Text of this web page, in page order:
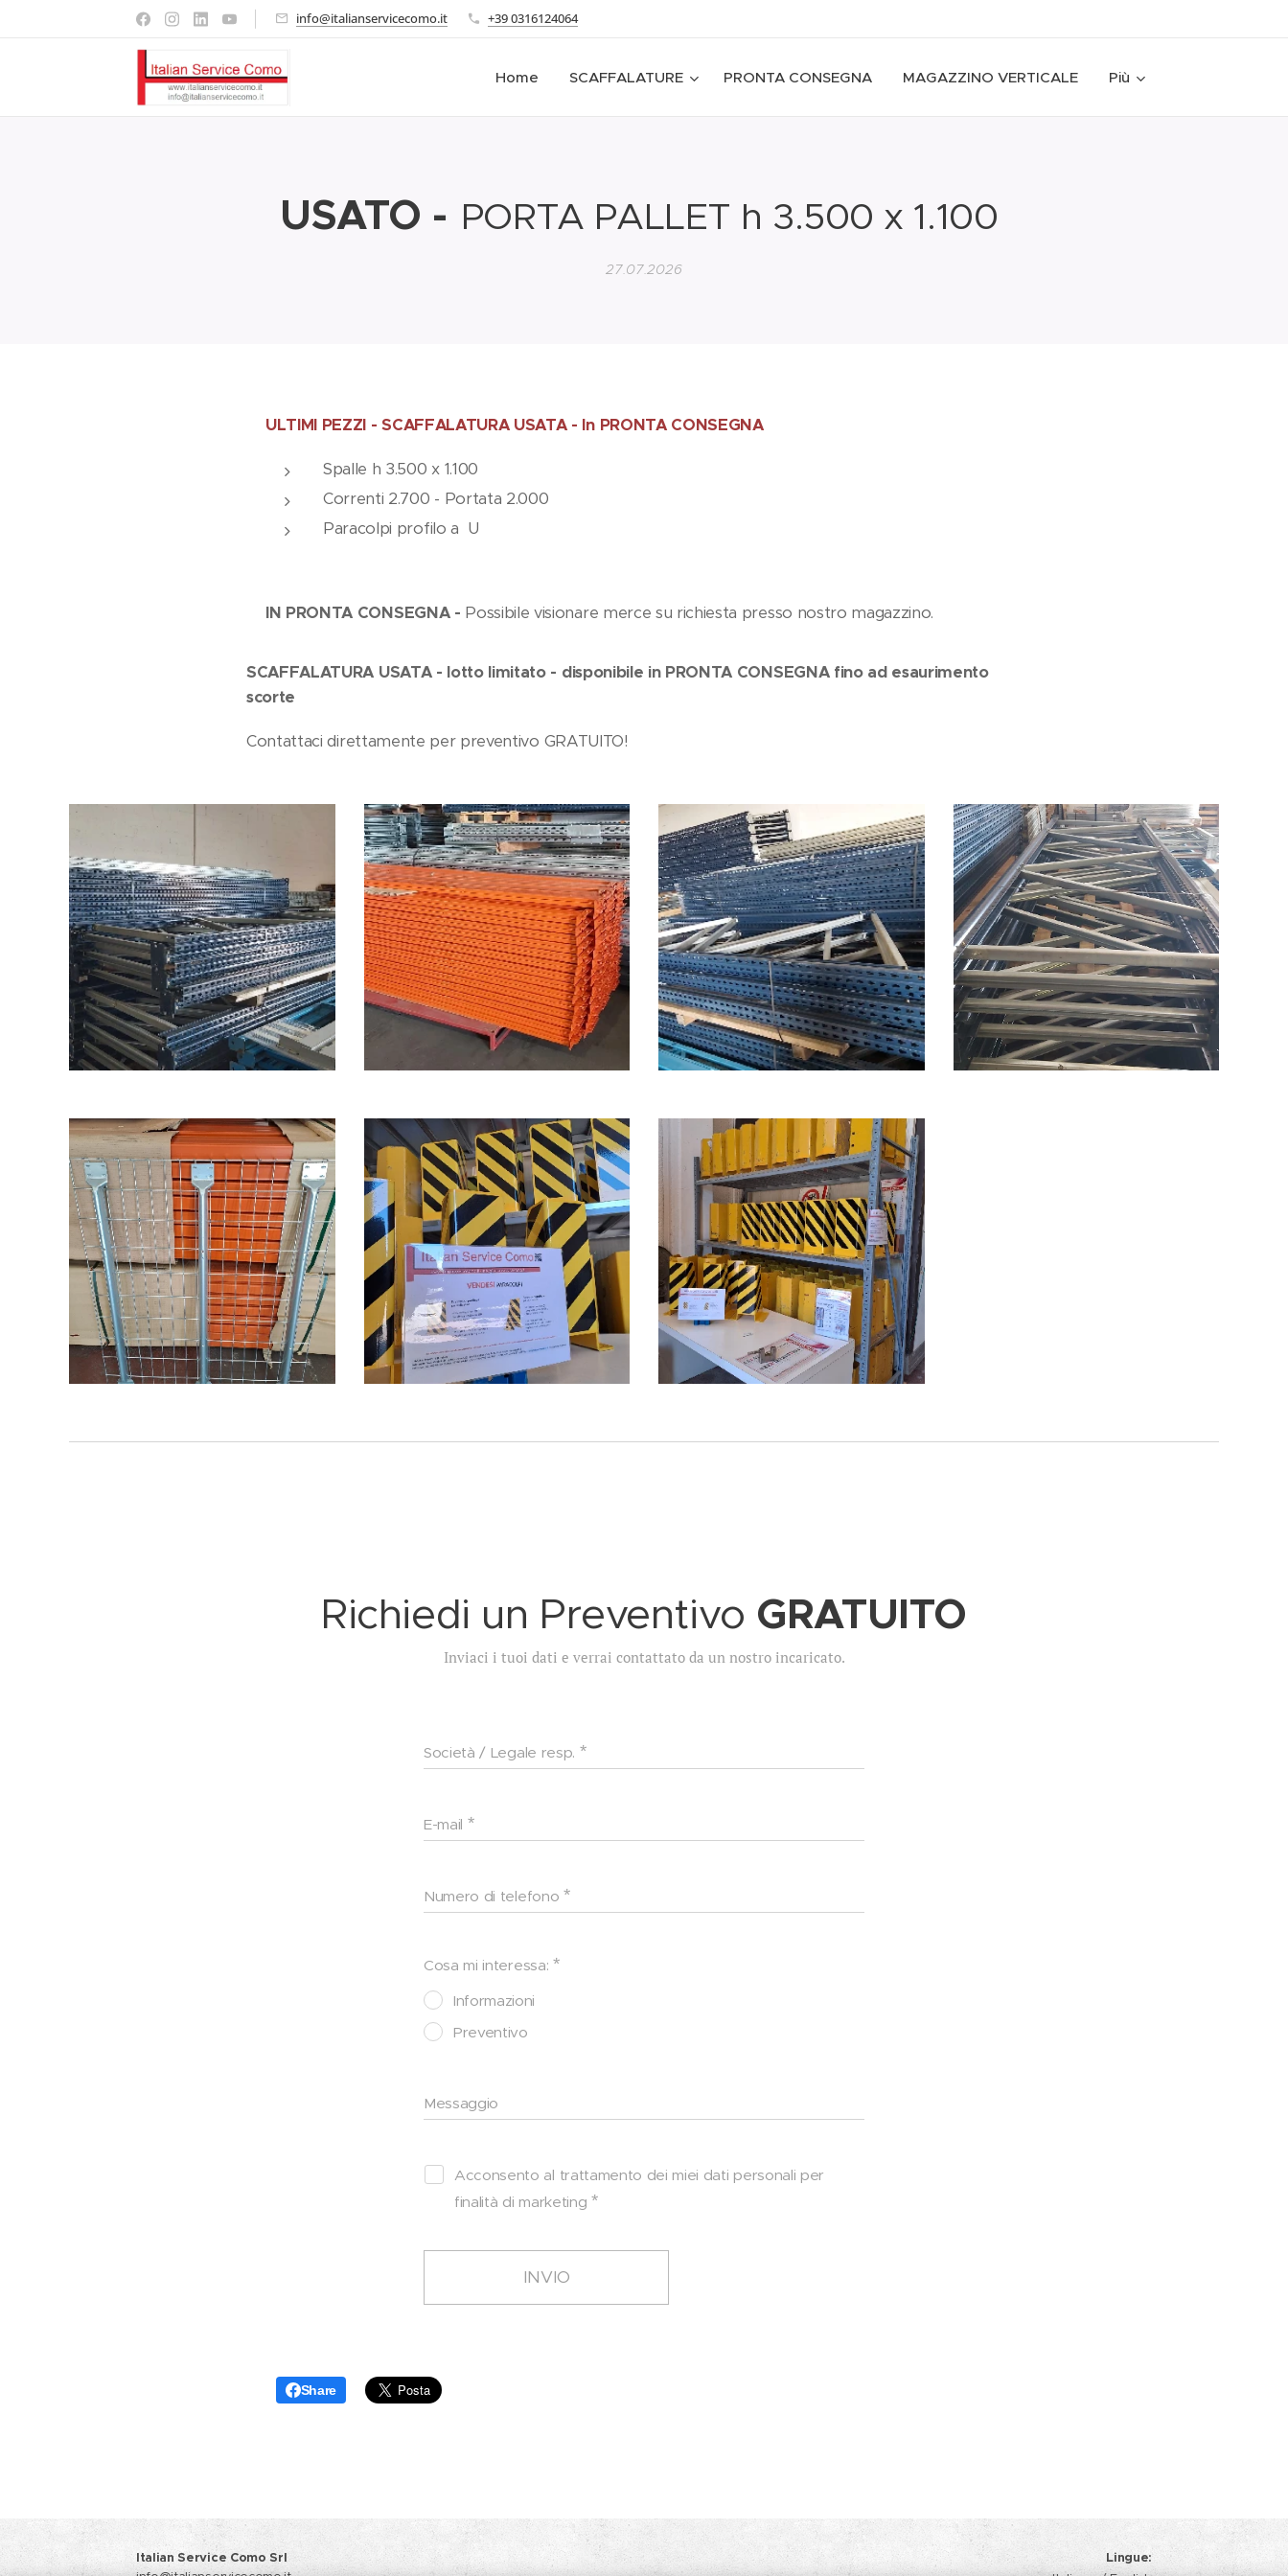
info@italianservicecomo.it +39 0316124064
Home SCAFFALATURE PRONTA CONSEGNA MAGAZZINO VERTICALE Più
USATO - PORTA PALLET h 3.500 x 1.100
27.07.2026
ULTIMI PEZZI - SCAFFALATURA USATA - In PRONTA CONSEGNA
Spalle h 3.500 x 1.100
Correnti 2.700 - Portata 2.000
Paracolpi profilo a U
IN PRONTA CONSEGNA - Possibile visionare merce su richiesta presso nostro magazzino.
SCAFFALATURA USATA - lotto limitato - disponibile in PRONTA CONSEGNA fino ad esaurimento
scorte
Contattaci direttamente per preventivo GRATUITO!
Richiedi un Preventivo GRATUITO
Inviaci i tuoi dati e verrai contattato da un nostro incaricato.
Società / Legale resp.
E-mail
Numero di telefono
Cosa mi interessa:
Informazioni
Preventivo
Messaggio
Acconsento al trattamento dei miei dati personali per
finalità di marketing
INVIO
Share
Italian Service Como Srl
Lingue